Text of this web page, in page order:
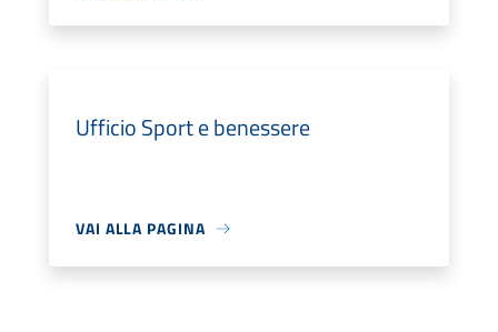
Ufficio Sport e benessere
VAI ALLA PAGINA